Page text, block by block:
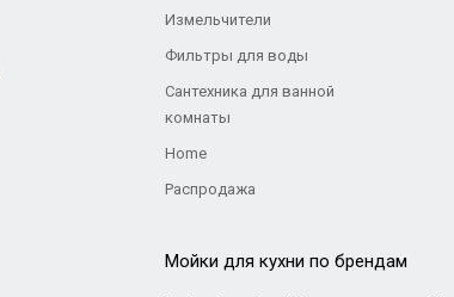
Измельчители
Фильтры для воды
Сантехника для ванной
комнаты
Home
Распродажа
Мойки для кухни по брендам